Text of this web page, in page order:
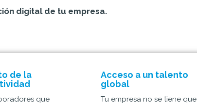
digital de tu empresa.
de la
que
Acceso a un talento
global
Tu empresa no se tiene que